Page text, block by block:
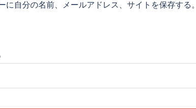
自分の名前、メールアドレス、サイトを保存する。